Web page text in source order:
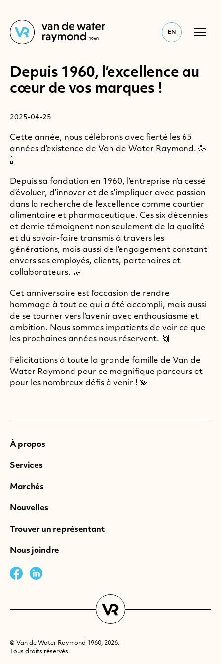
EN
Depuis 1960, l’excellence au
cœur de vos marques !
2025-04-25
Cette année, nous célébrons avec fierté les 65
années d’existence de Van de Water Raymond. 🥳
🍾
Depuis sa fondation en 1960, l’entreprise n’a cessé
d’évoluer, d’innover et de s’impliquer avec passion
dans la recherche de l’excellence comme courtier
alimentaire et pharmaceutique. Ces six décennies
et demie témoignent non seulement de la qualité
et du savoir-faire transmis à travers les
générations, mais aussi de l’engagement constant
envers ses employés, clients, partenaires et
collaborateurs. 🤝
Cet anniversaire est l’occasion de rendre
hommage à tout ce qui a été accompli, mais aussi
de se tourner vers l’avenir avec enthousiasme et
ambition. Nous sommes impatients de voir ce que
les prochaines années nous réservent. 🙌
Félicitations à toute la grande famille de Van de
Water Raymond pour ce magnifique parcours et
pour les nombreux défis à venir ! 💫
À propos
Services
Marchés
Nouvelles
Trouver un représentant
Nous joindre
© Van de Water Raymond 1960, 2026.
Tous droits réservés.